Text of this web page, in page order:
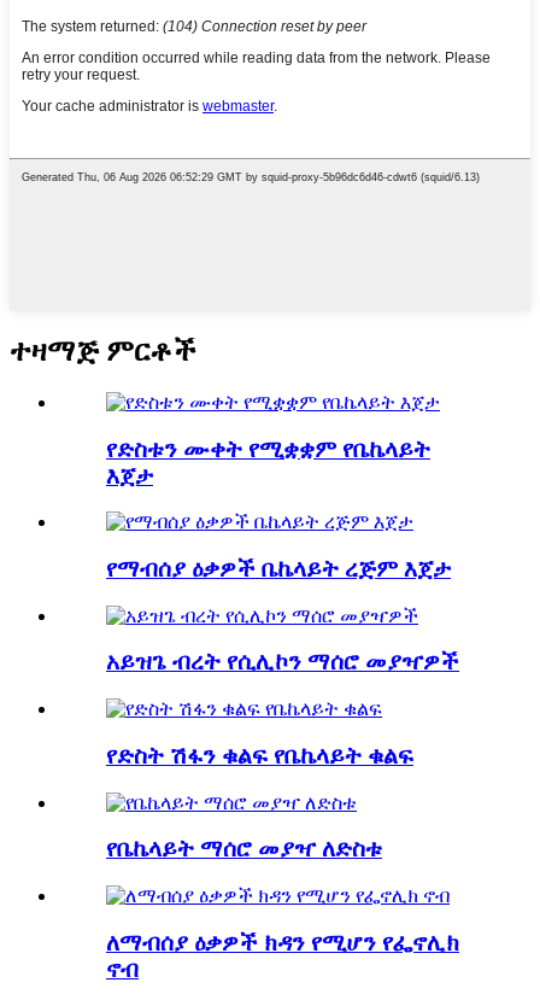
ተዛማጅ ምርቶች
የድስቱን ሙቀት የሚቋቋም የቤኬላይት
እጀታ
የማብሰያ ዕቃዎች ቤኬላይት ረጅም እጀታ
አይዝጌ ብረት የሲሊኮን ማሰሮ መያዣዎች
የድስት ሽፋን ቁልፍ የቤኬላይት ቁልፍ
የቤኬላይት ማሰሮ መያዣ ለድስቱ
ለማብሰያ ዕቃዎች ክዳን የሚሆን የፌኖሊክ
ኖብ